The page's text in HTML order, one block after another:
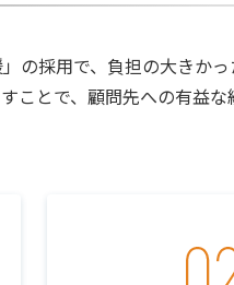
」の採用で、負担の大き
ことで、顧問先への有益